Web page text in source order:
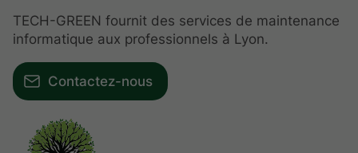
TECH-GREEN fournit des services de maintenance
informatique aux professionnels à Lyon.
Contactez-nous